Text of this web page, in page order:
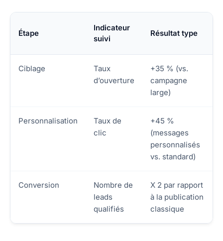
Étape
Indicateur
suivi
Résultat type
Ciblage
Taux
d’ouverture
+35 % (vs.
campagne
large)
Personnalisation
Taux de
clic
+45 %
(messages
personnalisés
vs. standard)
Conversion
Nombre de
leads
qualifiés
X 2 par rapport
à la publication
classique